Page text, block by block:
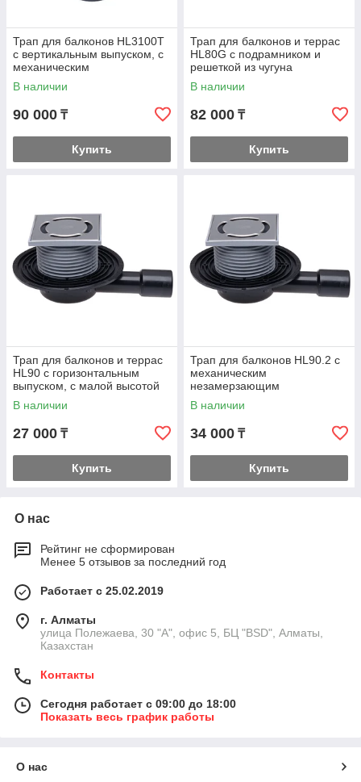
Трап для балконов HL3100T
с вертикальным выпуском, с
механическим
незамерзающим
запахозапирающим
В наличии
90 000 ₸
Купить
Трап для балконов и террас
HL80G с подрамником и
решеткой из чугуна
В наличии
82 000 ₸
Купить
Трап для балконов и террас
HL90 с горизонтальным
выпуском, с малой высотой
корпуса 57 мм
В наличии
27 000 ₸
Купить
Трап для балконов HL90.2 с
механическим
незамерзающим
запахозапирающим
устройством
В наличии
34 000 ₸
Купить
О нас
Рейтинг не сформирован
Менее 5 отзывов за последний год
Работает с 25.02.2019
г. Алматы
улица Полежаева, 30 "А", офис 5, БЦ "BSD", Алматы,
Казахстан
Контакты
Сегодня работает с 09:00 до 18:00
Показать весь график работы
О нас